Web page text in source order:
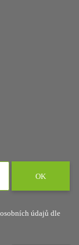
OK
údajů dle